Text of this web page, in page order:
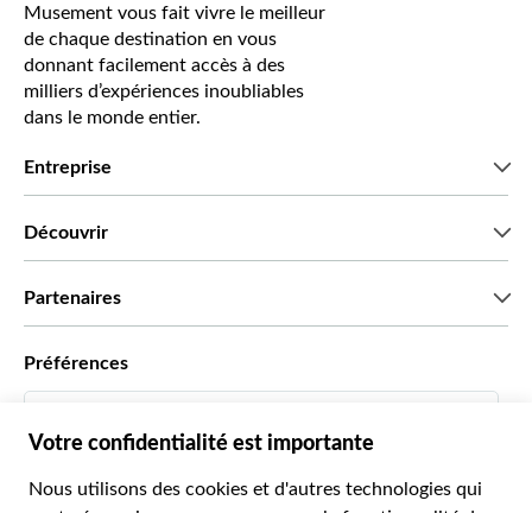
Musement vous fait vivre le meilleur
de chaque destination en vous
donnant facilement accès à des
milliers d’expériences inoubliables
dans le monde entier.
Entreprise
Découvrir
Partenaires
Agences de voyages
Devenir Fournisseur
Become a Distribution Partner
Préférences
Italiano